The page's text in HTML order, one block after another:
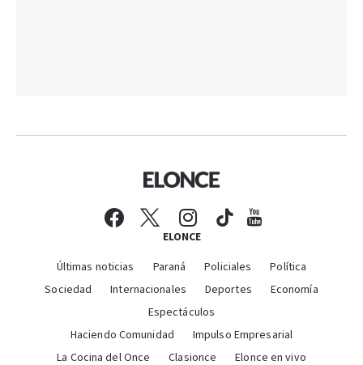
ELONCE
Últimas noticias Paraná Policiales
Política
Sociedad
Internacionales Deportes
Economía
Espectáculos
Haciendo Comunidad
Impulso Empresarial
La Cocina del Once
Clasionce Elonce en vivo